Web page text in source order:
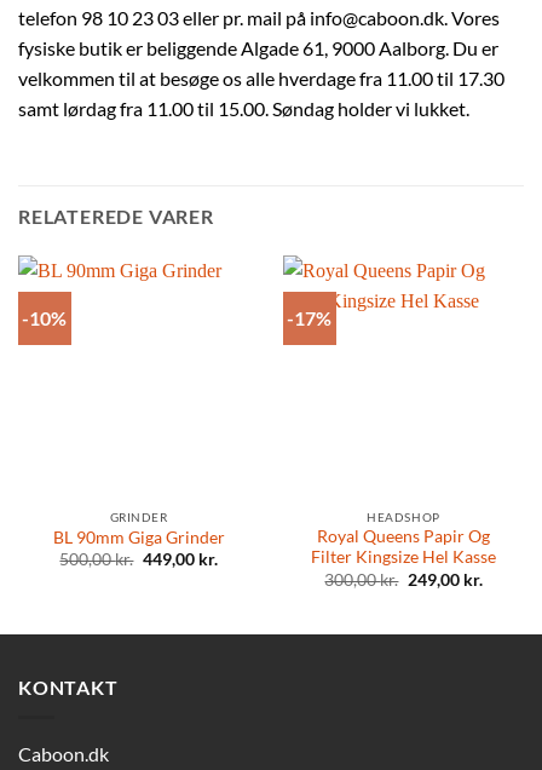
telefon 98 10 23 03 eller pr. mail på info@caboon.dk. Vores
fysiske butik er beliggende Algade 61, 9000 Aalborg. Du er
velkommen til at besøge os alle hverdage fra 11.00 til 17.30
samt lørdag fra 11.00 til 15.00. Søndag holder vi lukket.
RELATEREDE VARER
-10%
GRINDER
BL 90mm Giga Grinder
500,00kr. Original
price
449,00 kr.Current
-17%
HEADSHOP
Royal Queens Papir Og
Filter Kingsize Hel Kasse
300,00kr. Original
price
249,00 kr.
KONTAKT
Caboon.dk